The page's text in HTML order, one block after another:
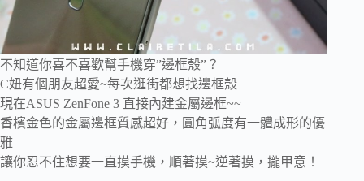
不知道你喜不喜歡幫手機穿”邊框殼”？
C妞有個朋友超愛~每次逛街都想找邊框殼
現在ASUS ZenFone 3 直接內建金屬邊框~~
香檳金色的金屬邊框質感超好，圓角弧度有一體成形的優
雅
讓你忍不住想要一直摸手機，順著摸~逆著摸，攏甲意！